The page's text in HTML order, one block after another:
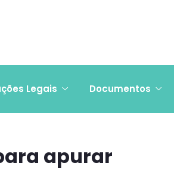
Legais Documentos
apurar